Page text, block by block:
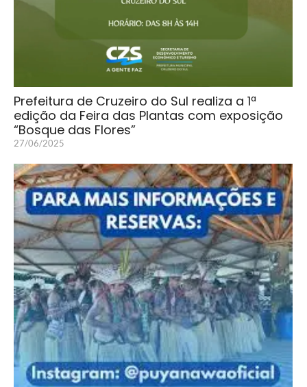
Prefeitura de Cruzeiro do Sul realiza a 1ª
edição da Feira das Plantas com exposição
“Bosque das Flores”
27/06/2025